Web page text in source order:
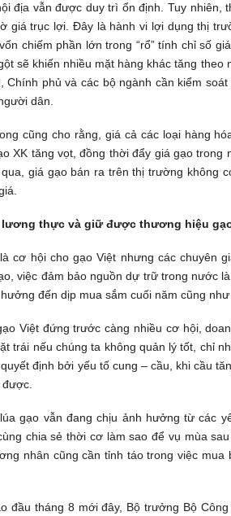
địa vẫn được duy trì ổn định. Tuy nhiên,
giá trục lợi. Đây là hành vi lợi dụng thị
chiếm phần lớn trong “rổ” tính chỉ số
sẽ khiến nhiều mặt hàng khác tăng
Chính phủ và các bộ ngành cần kiểm
dân.
cũng cho rằng, giá cả các loại hàng
XK tăng vọt, đồng thời đẩy giá gạo
giá gạo bán ra trên thị trường không
lương thực và giữ được thương hiệu
cơ hội cho gạo Việt nhưng các chuyên
việc đảm bảo nguồn dự trữ trong nước
đến dịp mua sắm cuối năm cũng như
Việt đứng trước càng nhiều cơ hội,
trái nếu chúng ta không quản lý tốt, chỉ
định bởi yếu tố cung – cầu, khi cầu
gạo vẫn đang chịu ảnh hưởng từ các
chia sẻ thời cơ làm sao để vụ mùa
nhân cũng cần tỉnh táo trong việc
đầu tháng 8 mới đây, Bộ trưởng Bộ